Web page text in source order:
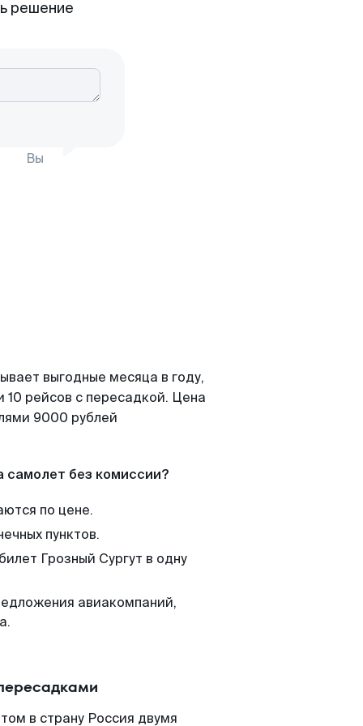
решение
Вы
выгодные месяца в году,
рейсов с пересадкой. Цена
9000 рублей
самолет без комиссии?
по цене.
пунктов.
Грозный Сургут в одну
авиакомпаний,
в страну Россия двумя